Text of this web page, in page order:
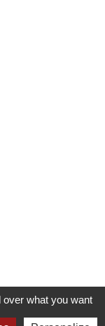
what you want